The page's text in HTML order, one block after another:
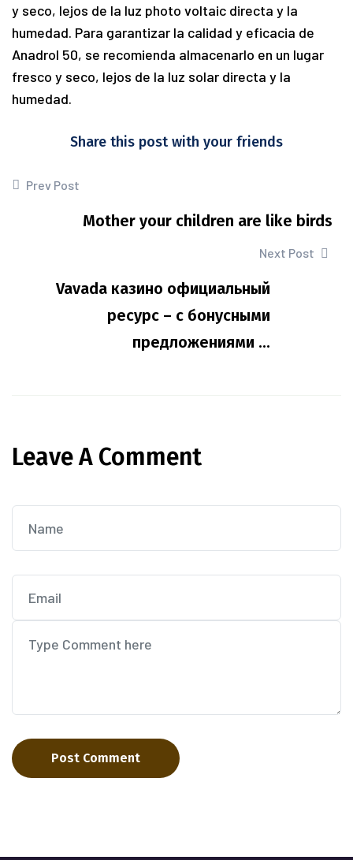
y seco, lejos de la luz photo voltaic directa y la
humedad. Para garantizar la calidad y eficacia de
Anadrol 50, se recomienda almacenarlo en un lugar
fresco y seco, lejos de la luz solar directa y la
humedad.
Share this post with your friends
Prev Post
Mother your children are like birds
Next Post
Vavada казино официальный
ресурс – с бонусными
предложениями ...
Leave A Comment
Post Comment